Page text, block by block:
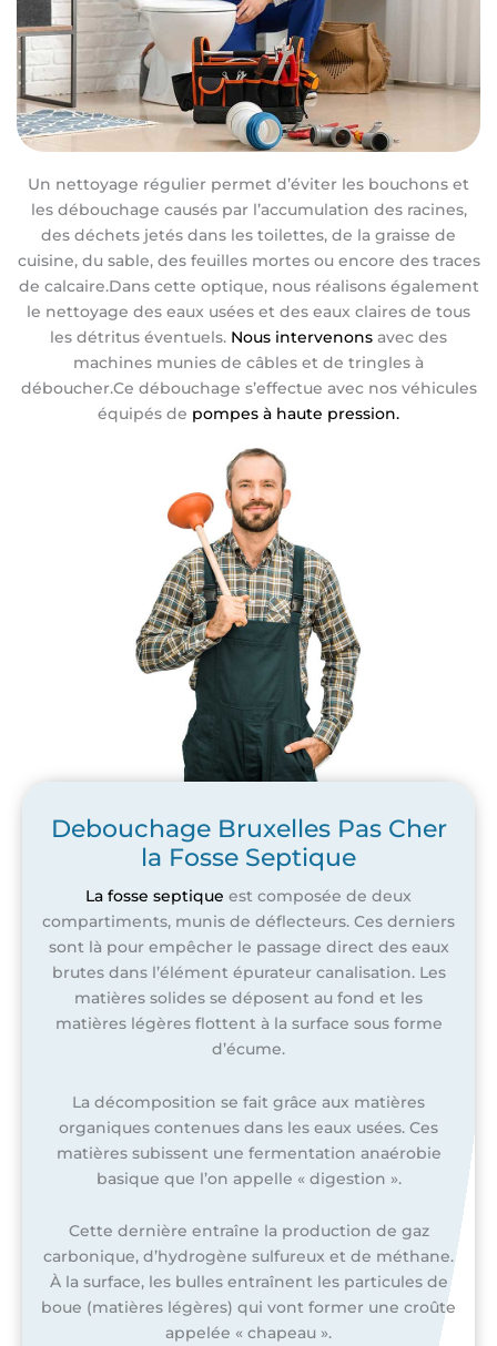
Un nettoyage régulier permet d’éviter les bouchons et
les débouchage causés par l’accumulation des racines,
des déchets jetés dans les toilettes, de la graisse de
cuisine, du sable, des feuilles mortes ou encore des traces
de calcaire.Dans cette optique, nous réalisons également
le nettoyage des eaux usées et des eaux claires de tous
les détritus éventuels. Nous intervenons avec des
machines munies de câbles et de tringles à
déboucher.Ce débouchage s’effectue avec nos véhicules
équipés de pompes à haute pression.
Debouchage Bruxelles Pas Cher
la Fosse Septique
La fosse septique est composée de deux
compartiments, munis de déflecteurs. Ces derniers
sont là pour empêcher le passage direct des eaux
brutes dans l’élément épurateur canalisation. Les
matières solides se déposent au fond et les
matières légères flottent à la surface sous forme
d’écume.
La décomposition se fait grâce aux matières
organiques contenues dans les eaux usées. Ces
matières subissent une fermentation anaérobie
basique que l’on appelle « digestion ».
Cette dernière entraîne la production de gaz
carbonique, d’hydrogène sulfureux et de méthane.
À la surface, les bulles entraînent les particules de
boue (matières légères) qui vont former une croûte
appelée « chapeau ».